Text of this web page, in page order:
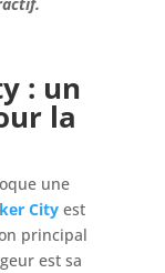
: un
la
une
City est
principal
est sa